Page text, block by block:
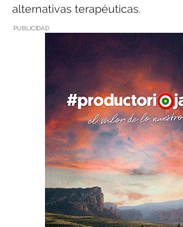
alternativas terapéuticas.
PUBLICIDAD